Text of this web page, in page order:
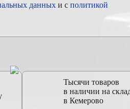
данных и с политикой
Тысячи товаров
в наличии на
в Кемерово